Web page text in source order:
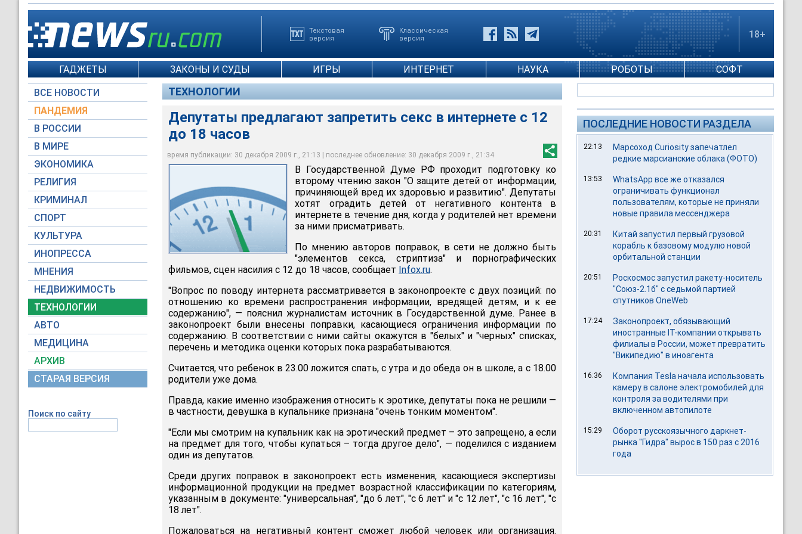
Текстовая
версия
Классическая
версия
18+
ГАДЖЕТЫ ЗАКОНЫ И СУДЫ ИГРЫ ИНТЕРНЕТ НАУКА РОБОТЫ СОФТ
ВСЕ НОВОСТИ
ПАНДЕМИЯ
В РОССИИ
В МИРЕ
ЭКОНОМИКА
РЕЛИГИЯ
КРИМИНАЛ
СПОРТ
КУЛЬТУРА
ИНОПРЕССА
МНЕНИЯ
НЕДВИЖИМОСТЬ
ТЕХНОЛОГИИ
АВТО
МЕДИЦИНА
АРХИВ
СТАРАЯ ВЕРСИЯ
Поиск по сайту
ТЕХНОЛОГИИ
Депутаты предлагают запретить секс в интернете с 12
до 18 часов
время публикации: 30 декабря 2009 г., 21:13 | последнее обновление: 30 декабря 2009 г., 21:34
Первый канал
В Государственной Думе РФ проходит подготовку ко
второму чтению закон "О защите детей от информации,
причиняющей вред их здоровью и развитию". Депутаты
хотят оградить детей от негативного контента в
интернете в течение дня, когда у родителей нет времени
за ними присматривать.
По мнению авторов поправок, в сети не должно быть
"элементов секса, стриптиза" и порнографических
фильмов, сцен насилия с 12 до 18 часов, сообщает Infox.ru.
"Вопрос по поводу интернета рассматривается в законопроекте с двух позиций: по
отношению ко времени распространения информации, вредящей детям, и к ее
содержанию", — пояснил журналистам источник в Государственной думе. Ранее в
законопроект были внесены поправки, касающиеся ограничения информации по
содержанию. В соответствии с ними сайты окажутся в "белых" и "черных" списках,
перечень и методика оценки которых пока разрабатываются.
Считается, что ребенок в 23.00 ложится спать, с утра и до обеда он в школе, а с 18.00
родители уже дома.
Правда, какие именно изображения относить к эротике, депутаты пока не решили —
в частности, девушка в купальнике признана "очень тонким моментом".
"Если мы смотрим на купальник как на эротический предмет – это запрещено, а если
на предмет для того, чтобы купаться – тогда другое дело", — поделился с изданием
один из депутатов.
Среди других поправок в законопроект есть изменения, касающиеся экспертизы
информационной продукции на предмет возрастной классификации по категориям,
указанным в документе: "универсальная", "до 6 лет", "с 6 лет" и "с 12 лет", "с 16 лет", "с
18 лет".
Пожаловаться на негативный контент сможет любой человек или организация.
ПОСЛЕДНИЕ НОВОСТИ РАЗДЕЛА
22:13
Марсоход Curiosity запечатлел
редкие марсианские облака (ФОТО)
13:53
WhatsApp все же отказался
ограничивать функционал
пользователям, которые не приняли
новые правила мессенджера
20:31
Китай запустил первый грузовой
корабль к базовому модулю новой
орбитальной станции
20:51
Роскосмос запустил ракету-носитель
"Союз-2.1б" с седьмой партией
спутников OneWeb
17:24
Законопроект, обязывающий
иностранные IT-компании открывать
филиалы в России, может превратить
"Википедию" в иноагента
16:36
Компания Tesla начала использовать
камеру в салоне электромобилей для
контроля за водителями при
включенном автопилоте
15:29
Оборот русскоязычного даркнет-
рынка "Гидра" вырос в 150 раз с 2016
года